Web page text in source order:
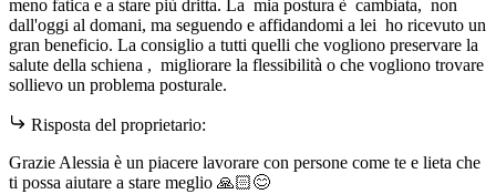
meno fatica e a stare più dritta. La mia postura è cambiata, non
dall'oggi al domani, ma seguendo e affidandomi a lei ho ricevuto un
gran beneficio. La consiglio a tutti quelli che vogliono preservare la
salute della schiena , migliorare la flessibilità o che vogliono trovare
sollievo un problema posturale.
Risposta del proprietario:
Grazie Alessia è un piacere lavorare con persone come te e lieta che
ti possa aiutare a stare meglio 🙏🏻😊